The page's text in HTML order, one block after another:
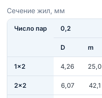
Сечение жил, мм
Число пар 0,2
D m
1×2 4,26 25,0
2×2 6,07 42,1